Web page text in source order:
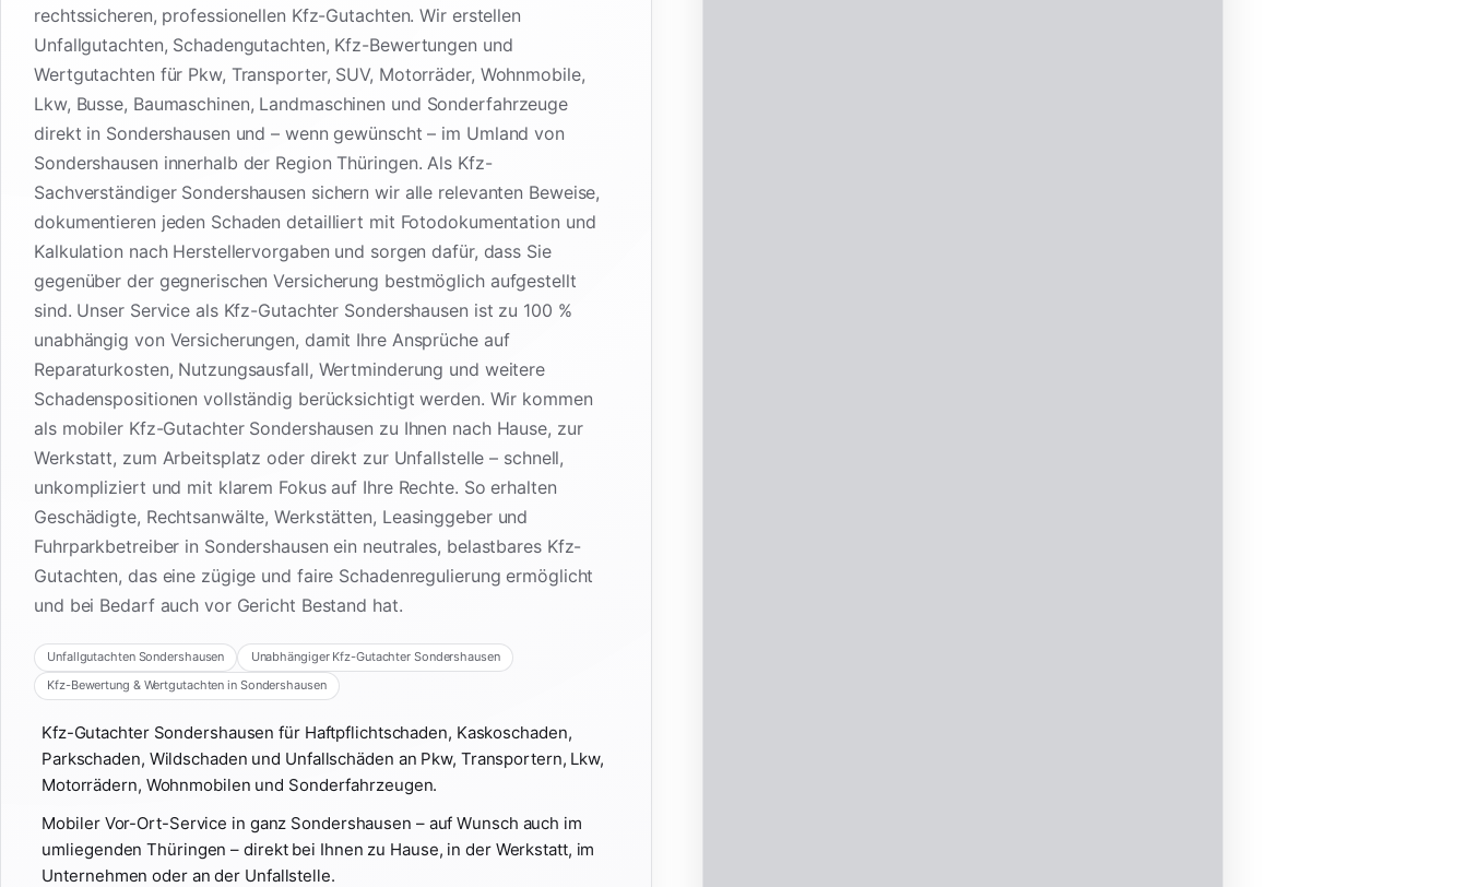
rechtssicheren, professionellen Kfz-Gutachten. Wir erstellen
Unfallgutachten, Schadengutachten, Kfz-Bewertungen und
Wertgutachten für Pkw, Transporter, SUV, Motorräder, Wohnmobile,
Lkw, Busse, Baumaschinen, Landmaschinen und Sonderfahrzeuge
direkt in Sondershausen und – wenn gewünscht – im Umland von
Sondershausen innerhalb der Region Thüringen. Als Kfz-
Sachverständiger Sondershausen sichern wir alle relevanten Beweise,
dokumentieren jeden Schaden detailliert mit Fotodokumentation und
Kalkulation nach Herstellervorgaben und sorgen dafür, dass Sie
gegenüber der gegnerischen Versicherung bestmöglich aufgestellt
sind. Unser Service als Kfz-Gutachter Sondershausen ist zu 100 %
unabhängig von Versicherungen, damit Ihre Ansprüche auf
Reparaturkosten, Nutzungsausfall, Wertminderung und weitere
Schadenspositionen vollständig berücksichtigt werden. Wir kommen
als mobiler Kfz-Gutachter Sondershausen zu Ihnen nach Hause, zur
Werkstatt, zum Arbeitsplatz oder direkt zur Unfallstelle – schnell,
unkompliziert und mit klarem Fokus auf Ihre Rechte. So erhalten
Geschädigte, Rechtsanwälte, Werkstätten, Leasinggeber und
Fuhrparkbetreiber in Sondershausen ein neutrales, belastbares Kfz-
Gutachten, das eine zügige und faire Schadenregulierung ermöglicht
und bei Bedarf auch vor Gericht Bestand hat.
Unfallgutachten Sondershausen
Unabhängiger Kfz-Gutachter Sondershausen
Kfz-Bewertung & Wertgutachten in Sondershausen
Kfz-Gutachter Sondershausen für Haftpflichtschaden, Kaskoschaden,
Parkschaden, Wildschaden und Unfallschäden an Pkw, Transportern, Lkw,
Motorrädern, Wohnmobilen und Sonderfahrzeugen.
Mobiler Vor-Ort-Service in ganz Sondershausen – auf Wunsch auch im
umliegenden Thüringen – direkt bei Ihnen zu Hause, in der Werkstatt, im
Unternehmen oder an der Unfallstelle.